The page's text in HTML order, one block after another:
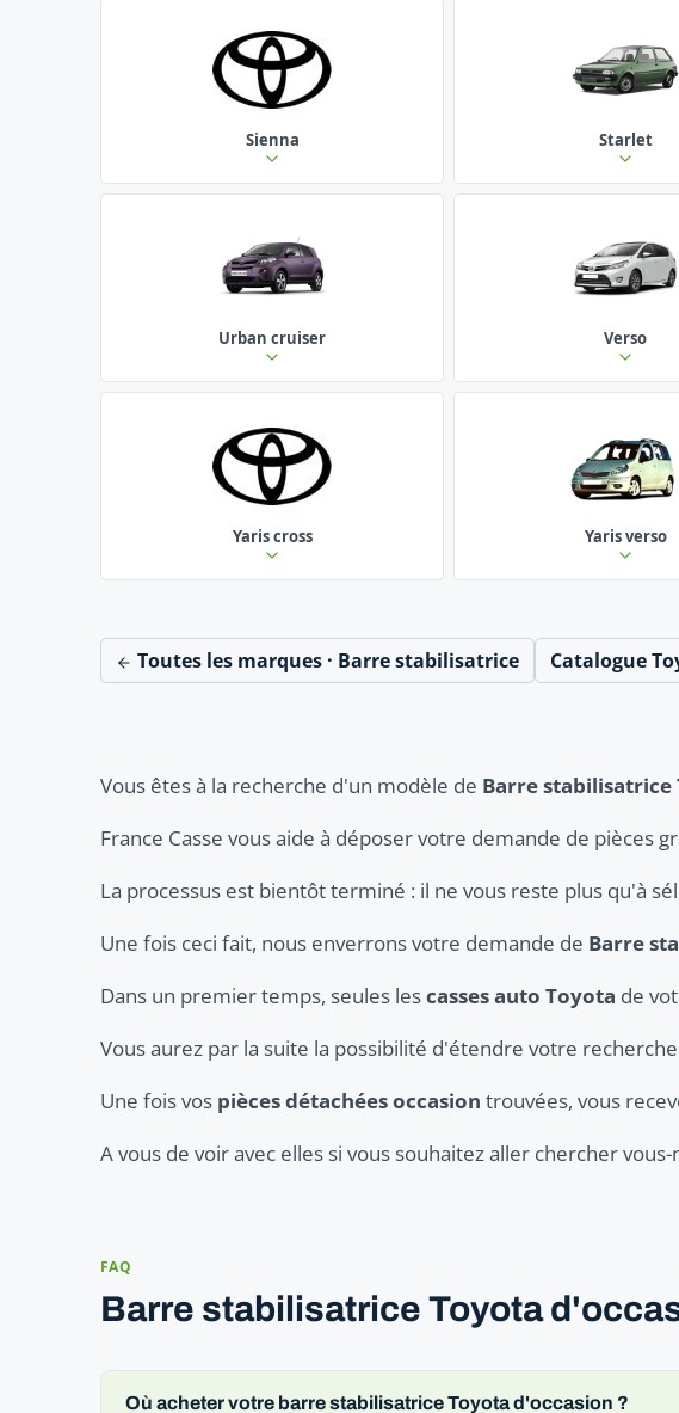
Sienna Starlet
Urban cruiser Verso
Yaris cross Yaris verso
Toutes les marques · Barre stabilisatrice Catalogue
Vous êtes à la recherche d'un modèle de Barre stabilisatrice
France Casse vous aide à déposer votre demande de pièces
La processus est bientôt terminé : il ne vous reste plus qu'à
Une fois ceci fait, nous enverrons votre demande de Barre
Dans un premier temps, seules lescasses auto Toyota de
Vous aurez par la suite la possibilité d'étendre votre
Une fois vos pièces détachées occasion trouvées, vous
A vous de voir avec elles si vous souhaitez aller chercher
FAQ
Barre stabilisatrice Toyota
Où acheter votre barre stabilisatrice Toyota d'occasion ?